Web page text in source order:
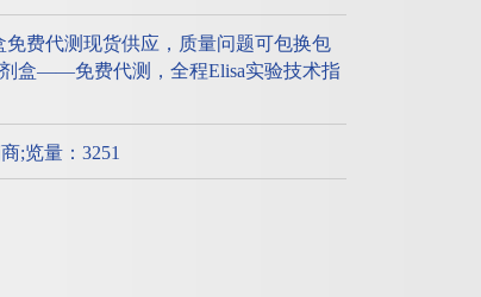
费代测现货供应，质量问题可包换包
盒——免费代测，全程Elisa实验技术指
;览量：3251